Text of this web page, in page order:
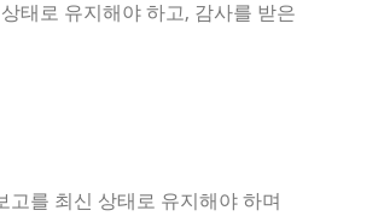
태로 유지해야 하고, 감사를 받은
를 최신 상태로 유지해야 하며